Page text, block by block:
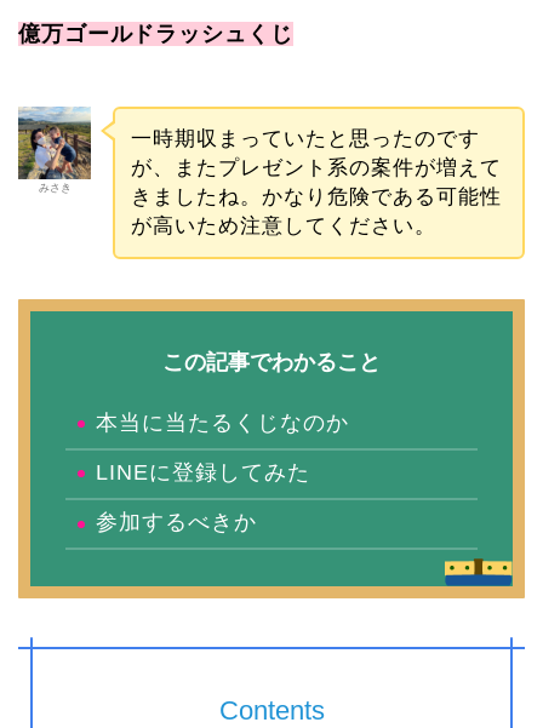
億万ゴールドラッシュくじ
みさき
一時期収まっていたと思ったのです
が、またプレゼント系の案件が増えて
きましたね。かなり危険である可能性
が高いため注意してください。
この記事でわかること
本当に当たるくじなのか
LINEに登録してみた
参加するべきか
Contents